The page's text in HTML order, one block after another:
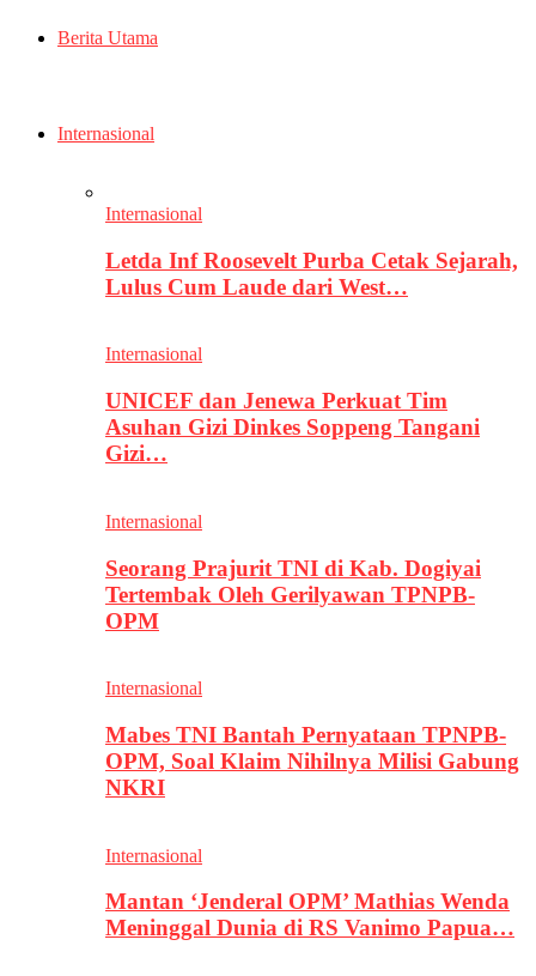
Berita Utama
Internasional
Internasional
Letda Inf Roosevelt Purba Cetak Sejarah,
Lulus Cum Laude dari West…
Internasional
UNICEF dan Jenewa Perkuat Tim
Asuhan Gizi Dinkes Soppeng Tangani
Gizi…
Internasional
Seorang Prajurit TNI di Kab. Dogiyai
Tertembak Oleh Gerilyawan TPNPB-
OPM
Internasional
Mabes TNI Bantah Pernyataan TPNPB-
OPM, Soal Klaim Nihilnya Milisi Gabung
NKRI
Internasional
Mantan ‘Jenderal OPM’ Mathias Wenda
Meninggal Dunia di RS Vanimo Papua…